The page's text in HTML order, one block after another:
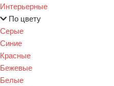
Интерьерные
По цвету
Серые
Синие
Красные
Бежевые
Белые